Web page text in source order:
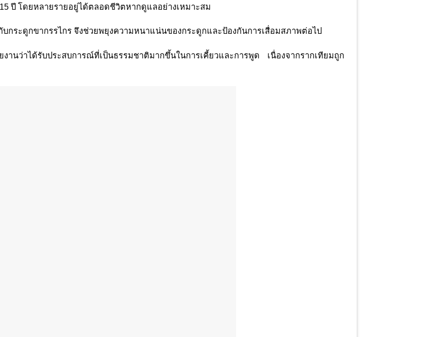
ปี โดยหลายรายอยู่ได้ตลอดชีวิตหากดูแลอย่างเหมาะสม
บกระดูกขากรรไกร จึงช่วยพยุงความหนาแน่นของกระดูกและป้องกันการเสื่อมสภาพต่อไป
านว่าได้รับประสบการณ์ที่เป็นธรรมชาติมากขึ้นในการเคี้ยวและการพูด เนื่องจากรากเทียมถูก